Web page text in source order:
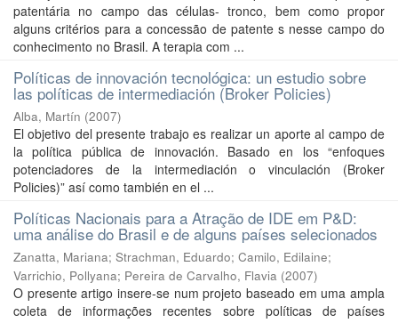
patentária no campo das células- tronco, bem como propor
alguns critérios para a concessão de patente s nesse campo do
conhecimento no Brasil. A terapia com ...
Políticas de innovación tecnológica: un estudio sobre
las políticas de intermediación (Broker Policies)
Alba, Martín (2007)
El objetivo del presente trabajo es realizar un aporte al campo de
la política pública de innovación. Basado en los “enfoques
potenciadores de la intermediación o vinculación (Broker
Policies)” así como también en el ...
Políticas Nacionais para a Atração de IDE em P&D:
uma análise do Brasil e de alguns países selecionados
Zanatta, Mariana; Strachman, Eduardo; Camilo, Edilaine;
Varrichio, Pollyana; Pereira de Carvalho, Flavia (2007)
O presente artigo insere-se num projeto baseado em uma ampla
coleta de informações recentes sobre políticas de países